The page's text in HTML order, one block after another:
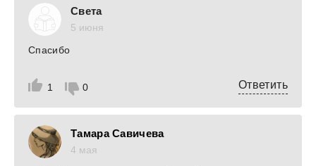
Света
5 июня
1 0
Спасибо
Ответить
Тамара Савичева
4 мая